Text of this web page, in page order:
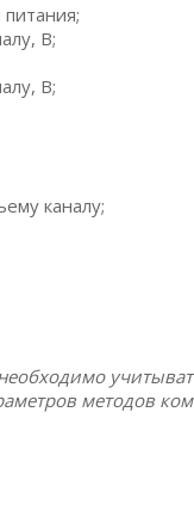
В;
В;
каналу;
методов